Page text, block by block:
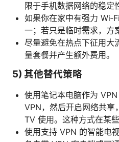
限于手机数据网络的稳定
如果你在家中有强力
一；若只是临时需求，方
尽量避免在热点下征用大
量套餐并产生额外费用。
5) 其他替代策略
使用笔记本电脑作为
VPN，然后开启网络共
TV 使用。这种方式在某
使用支持 VPN 的智能电